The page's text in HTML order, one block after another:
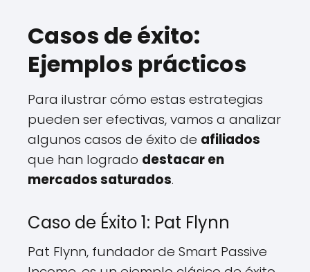
Casos de éxito:
Ejemplos prácticos
Para ilustrar cómo estas estrategias
pueden ser efectivas, vamos a analizar
algunos casos de éxito de afiliados
que han logrado destacar en
mercados saturados.
Caso de Éxito 1: Pat Flynn
Pat Flynn, fundador de Smart Passive